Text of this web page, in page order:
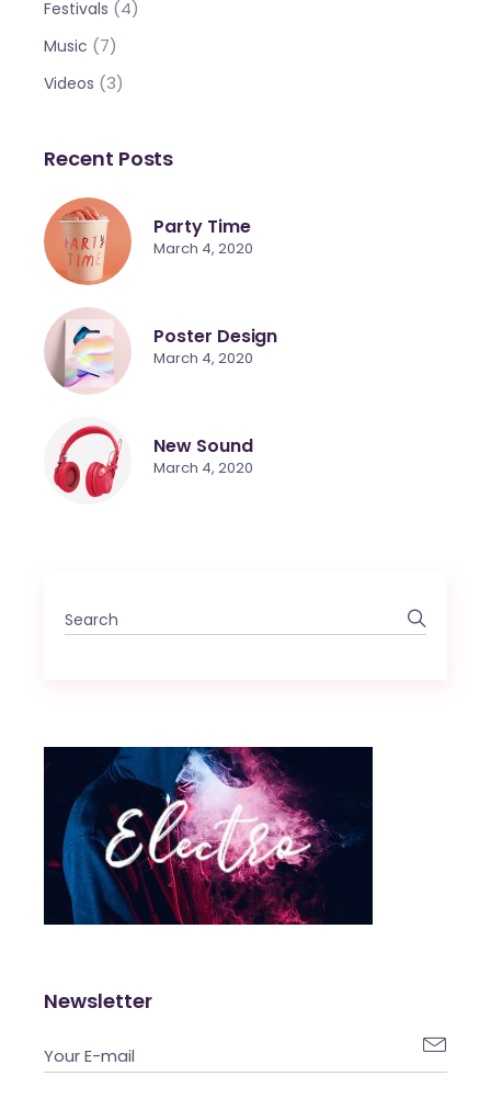
Festivals (4)
Music (7)
Videos (3)
Recent Posts
Party Time
March 4, 2020
Poster Design
March 4, 2020
New Sound
March 4, 2020
Newsletter
